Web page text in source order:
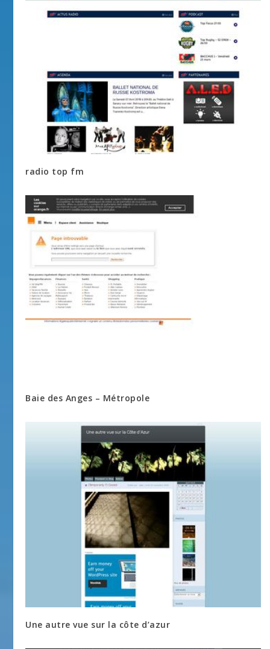
radio top fm
Baie des Anges – Métropole
Une autre vue sur la côte d’azur